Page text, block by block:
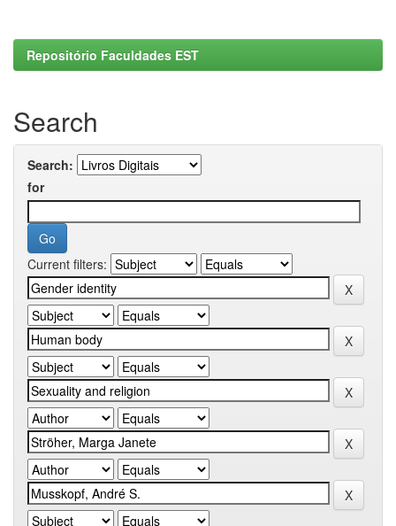
Repositório Faculdades EST
Search
Search:
for
Current filters: